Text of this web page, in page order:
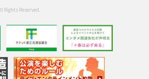
Rights Reserved.